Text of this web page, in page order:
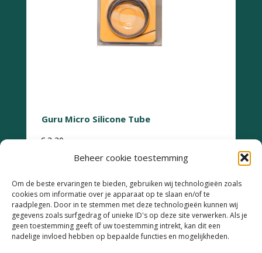
Beheer cookie toestemming
Om de beste ervaringen te bieden, gebruiken wij technologieën zoals
cookies om informatie over je apparaat op te slaan en/of te
raadplegen. Door in te stemmen met deze technologieën kunnen wij
gegevens zoals surfgedrag of unieke ID's op deze site verwerken. Als je
geen toestemming geeft of uw toestemming intrekt, kan dit een
nadelige invloed hebben op bepaalde functies en mogelijkheden.
Guru Micro Silicone Tube
€ 3,30
Retourneren